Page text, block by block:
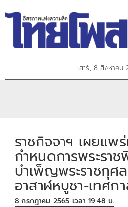
เสาร์, 8 สิงหาคม
ราชกิจจาฯ เผยแพ
กำหนดการพระรา
บำเพ็ญพระราชกุศ
อาสาฬหบูชา-เทศก
8 กรกฎาคม 2565 เวลา 19:48 น.